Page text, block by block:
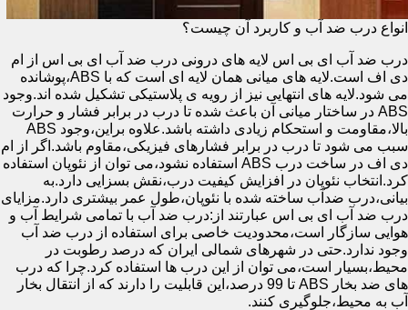
انواع درب ضد آب و کاربرد آن چیست؟
درب ضد آب ای بی اس لایه های درونی درب ضد آب ای بی اس از ام
دی اف است.لایه های میانی همان لایه ای است که با ABS،پوشانده
می شود.لایه های انتهایی نیز از رویه ی پلاستیکی تشکیل شده اند.وجود
ABS در ساختار میانی آن باعث شده تا درب در برابر فشار و حرارت
بالا،مقاومت و استحکام زیادی داشته باشد.علاوه براین،وجود ABS
سبب می شود تا درب در برابر فشارهای فیزیکی،مقاوم باشد.اگر از ام
دی اف در ساخت درب ABS استفاده نشود،می توان از نئوپان استفاده
کرد.انتخاب نئوپان در افزایش کیفیت درب،نقش بسزایی دارد.به
بیانی،درب ضدآب ساخته شده با نئوپان،طول عمر بیشتری دارد.مزایای
درب ضد آب ای بی اس عبارتند از:درب ضد آب با تمامی شرایط آب و
هوایی سازگار است،محدودیت خاصی برای استفاده از درب ضد آب
وجود ندارد.حتی در شهرهای شمالی ایران که درصد رطوبت در
محیط،بسیار است،می توان از این درب ها استفاده کرد.چرا که درب
های ضد بخار ABS تا 99 درصد،این قابلیت را دارند که از انتقال بخار
آب به محیط،جلوگیری کنند.